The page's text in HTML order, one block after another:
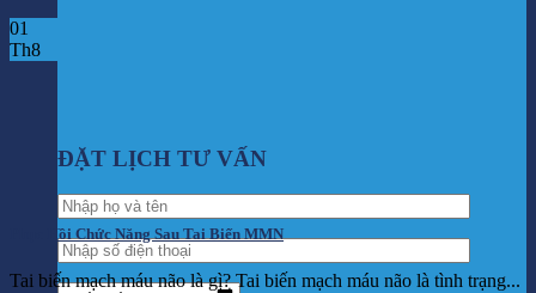
ĐẶT LỊCH TƯ VẤN
01
Th8
Phục Hồi Chức Năng Sau Tai Biến MMN
Tai biến mạch máu não là gì? Tai biến mạch máu não là tình trạng...